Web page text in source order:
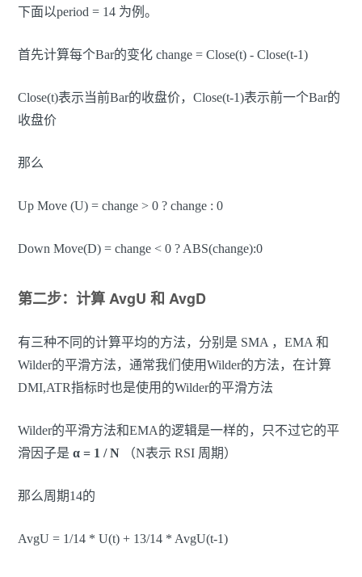
下面以period = 14 为例。
首先计算每个Bar的变化 change = Close(t) - Close(t-1)
Close(t)表示当前Bar的收盘价，Close(t-1)表示前一个Bar的
收盘价
那么
Up Move (U) = change > 0 ? change : 0
Down Move(D) = change < 0 ? ABS(change):0
第二步：计算 AvgU 和 AvgD
有三种不同的计算平均的方法，分别是 SMA ，EMA 和
Wilder的平滑方法，通常我们使用Wilder的方法，在计算
DMI,ATR指标时也是使用的Wilder的平滑方法
Wilder的平滑方法和EMA的逻辑是一样的，只不过它的平
滑因子是 α = 1 / N （N表示 RSI 周期）
那么周期14的
AvgU = 1/14 * U(t) + 13/14 * AvgU(t-1)